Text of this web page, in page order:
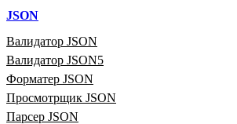
JSON
Валидатор JSON
Валидатор JSON5
Форматер JSON
Просмотрщик JSON
Парсер JSON